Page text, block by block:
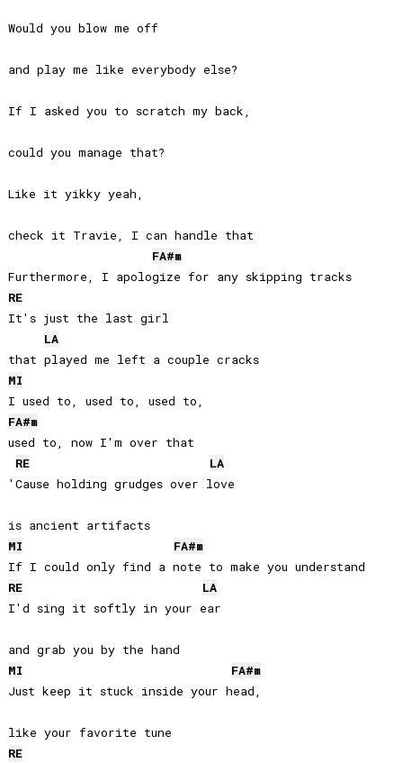
Would you blow me off
and play me like everybody else?
If I asked you to scratch my back,
could you manage that?
Like it yikky yeah,
check it Travie, I can handle that
FA#m
Furthermore, I apologize for any skipping tracks
RE
It's just the last girl
LA
that played me left a couple cracks
MI
FA#m
used to, now I'm over that
RE
LA
'Cause holding grudges over love
is ancient artifacts
MI
FA#m
RE
LA
I'd sing it softly in your ear
MI
FA#m
Just keep it stuck inside your head,
RE